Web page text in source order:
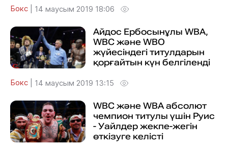
Бокс 14 маусым 2019 18:06
Айдос Ербосынұлы WBA,
WBC және WBO
жүйесіндегі титулдарын
қорғайтын күн белгіленді
Бокс 14 маусым 2019 13:15
WBC және WBA абсолют
чемпион титулы үшін Руис
- Уайлдер жекпе-жегін
өткізуге келісті